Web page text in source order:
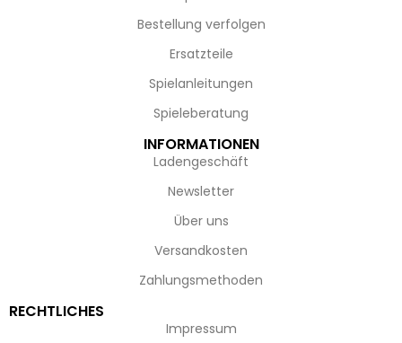
Bestellung verfolgen
Ersatzteile
Spielanleitungen
Spieleberatung
INFORMATIONEN
Ladengeschäft
Newsletter
Über uns
Versandkosten
Zahlungsmethoden
RECHTLICHES
Impressum